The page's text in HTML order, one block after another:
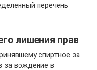
перечень
лишения прав
спиртное за
за вождение в